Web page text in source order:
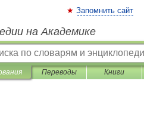
Запомнить сайт
на Академике
Переводы Книги